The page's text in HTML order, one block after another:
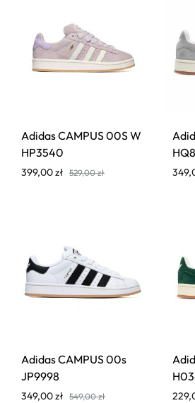
Adidas CAMPUS 00S W
HP3540
399,00zł 529,00zł
Adidas CAMPUS 00s
JP9998
349,00zł 549,00zł